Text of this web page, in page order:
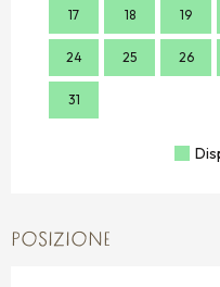
17 18 19
24 25 26
31
POSIZIONE